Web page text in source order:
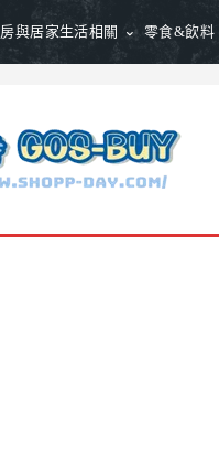
與居家生活相關 零食&飲料